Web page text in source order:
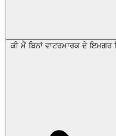
ਕੀ ਮੈਂ ਬਿਨਾਂ ਵਾਟਰਮਾਰਕ ਦੇ